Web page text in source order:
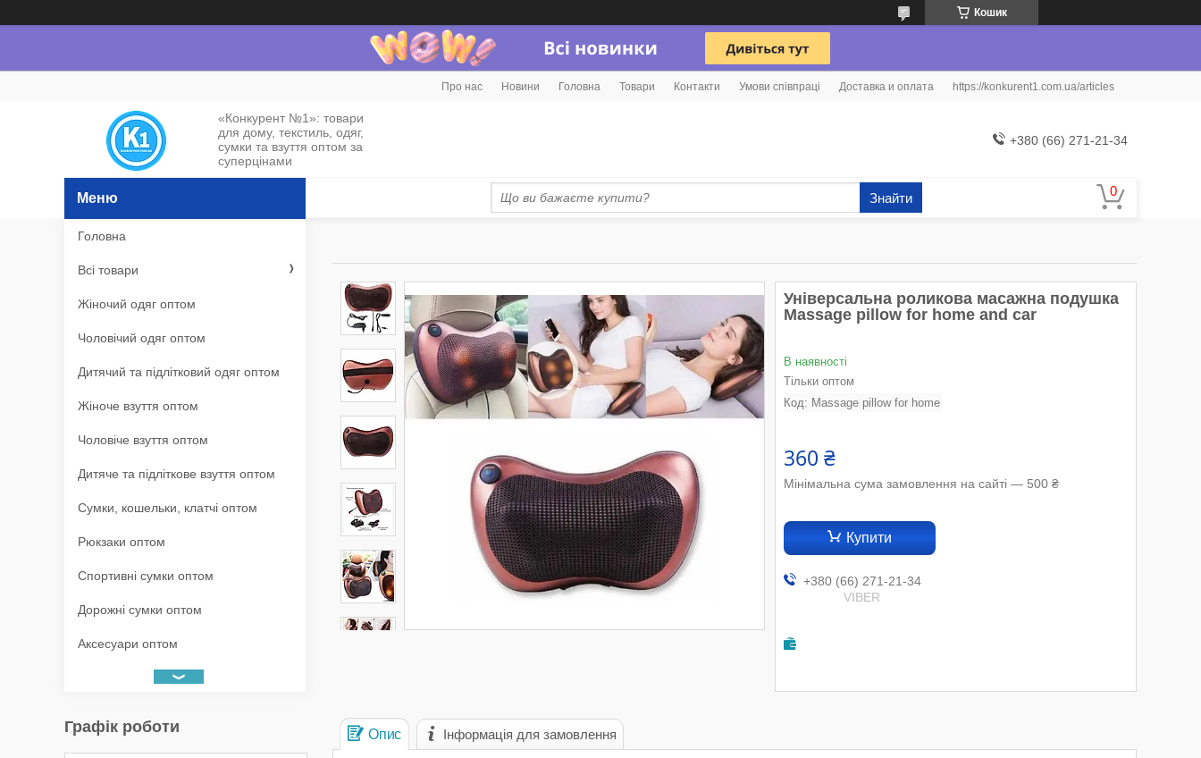
Кошик
Про нас Новини Головна Товари Контакти Умови співпраці Доставка и оплата https://konkurent1.com.ua/articles
«Конкурент №1»: товари
для дому, текстиль, одяг,
сумки та взуття оптом за
суперцінами
+380 (66) 271-21-34
Знайти
Універсальна роликова масажна подушка
Massage pillow for home and car
В наявності
Тільки оптом
Код: Massage pillow for home
360 ₴
Мінімальна сума замовлення на сайті — 500 ₴
Купити
+380 (66) 271-21-34
VIBER
Опис Інформація для замовлення
Головна
Всі товари
Жіночий одяг оптом
Чоловічий одяг оптом
Дитячий та підлітковий одяг оптом
Жіноче взуття оптом
Чоловіче взуття оптом
Дитяче та підліткове взуття оптом
Сумки, кошельки, клатчі оптом
Рюкзаки оптом
Спортивні сумки оптом
Дорожні сумки оптом
Аксесуари оптом
Графік роботи